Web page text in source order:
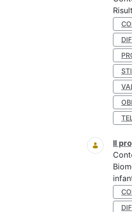
Il